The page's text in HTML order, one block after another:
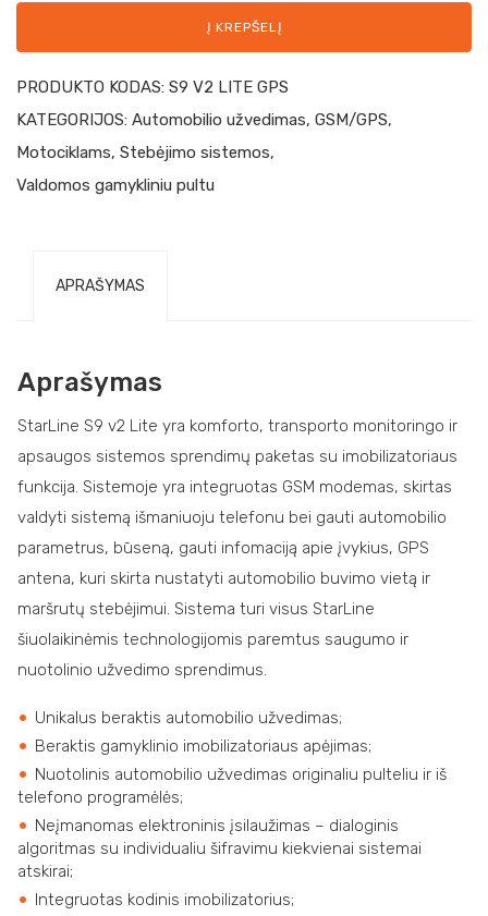
Į KREPŠELĮ
PRODUKTO KODAS: S9 V2 LITE GPS
KATEGORIJOS: Automobilio užvedimas, GSM/GPS,
Motociklams, Stebėjimo sistemos,
Valdomos gamykliniu pultu
APRAŠYMAS
Aprašymas
StarLine S9 v2 Lite yra komforto, transporto monitoringo ir
apsaugos sistemos sprendimų paketas su imobilizatoriaus
funkcija. Sistemoje yra integruotas GSM modemas, skirtas
valdyti sistemą išmaniuoju telefonu bei gauti automobilio
parametrus, būseną, gauti infomaciją apie įvykius, GPS
antena, kuri skirta nustatyti automobilio buvimo vietą ir
maršrutų stebėjimui. Sistema turi visus StarLine
šiuolaikinėmis technologijomis paremtus saugumo ir
nuotolinio užvedimo sprendimus.
Unikalus beraktis automobilio užvedimas;
Beraktis gamyklinio imobilizatoriaus apėjimas;
Nuotolinis automobilio užvedimas originaliu pulteliu ir iš
telefono programėlės;
Neįmanomas elektroninis įsilaužimas – dialoginis
algoritmas su individualiu šifravimu kiekvienai sistemai
atskirai;
Integruotas kodinis imobilizatorius;